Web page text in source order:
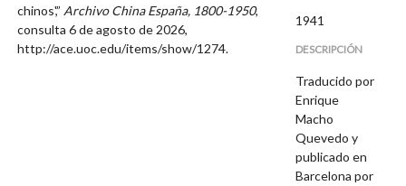
chinos',” Archivo China España, 1800-1950,
consulta 6 de agosto de 2026,
http://ace.uoc.edu/items/show/1274.
1941
DESCRIPCIÓN
Traducido por
Enrique
Macho
Quevedo y
publicado en
Barcelona por